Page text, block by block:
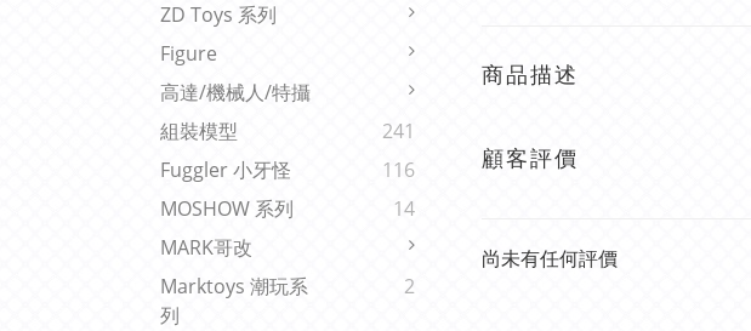
ZD Toys 系列
Figure
高達/機械人/特攝
組裝模型
241
Fuggler 小牙怪
116
MOSHOW 系列
14
MARK哥改
Marktoys 潮玩系
列
2
商品描述
顧客評價
尚未有任何評價